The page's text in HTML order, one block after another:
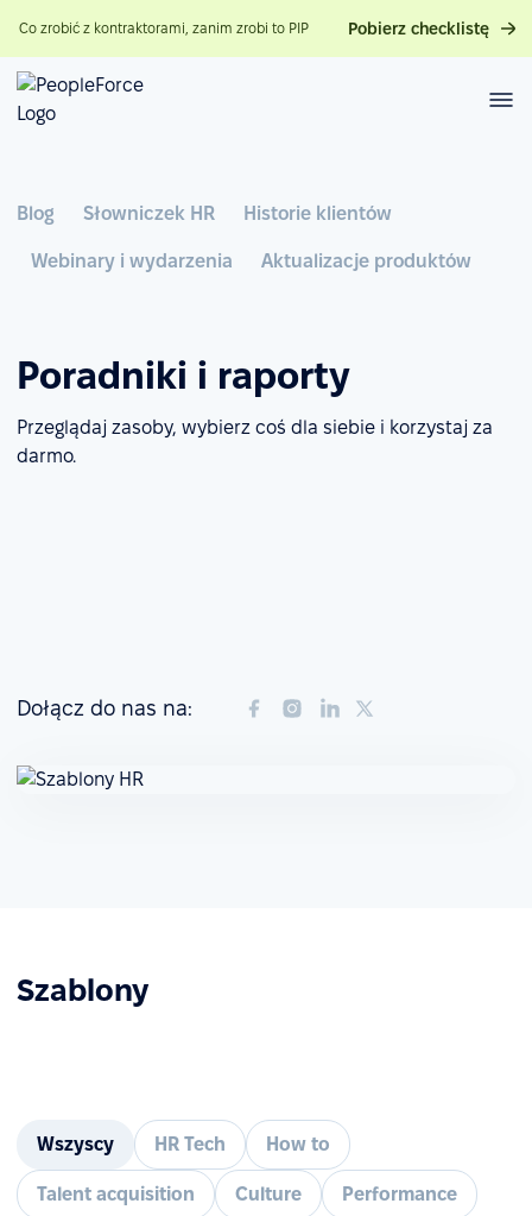
Co zrobić z kontraktorami, zanim zrobi to PIP Pobierz checklistę
Blog Słowniczek HR Historie klientów
Webinary i wydarzenia Aktualizacje produktów
Poradniki i raporty
Przeglądaj zasoby, wybierz coś dla siebie i korzystaj za
darmo.
Dołącz do nas na:
Szablony
Wszyscy HR Tech How to
Talent acquisition Culture Performance